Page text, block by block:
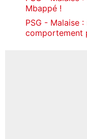
Mbappé !
PSG - Malaise
comportement